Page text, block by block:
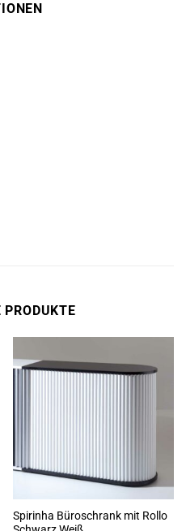
Spirinha Büroschrank mit Rollo